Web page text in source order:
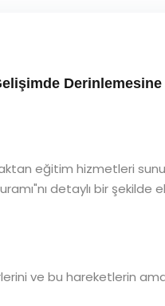
Derinlemesine
eğitim hizmetleri
detaylı bir şekilde
ve bu hareketlerin